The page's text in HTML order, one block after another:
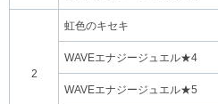
2
虹色のキセキ
WAVEエナジージュエル★4
WAVEエナジージュエル★5